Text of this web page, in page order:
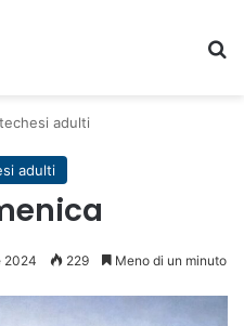
adulti
adulti
2024 229 Meno di un minuto